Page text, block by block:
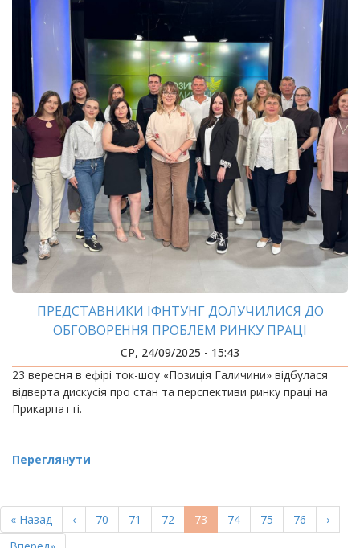
ПРЕДСТАВНИКИ ІФНТУНГ ДОЛУЧИЛИСЯ ДО
ОБГОВОРЕННЯ ПРОБЛЕМ РИНКУ ПРАЦІ
СР, 24/09/2025 - 15:43
23 вересня в ефірі ток-шоу «Позиція Галичини» відбулася
відверта дискусія про стан та перспективи ринку праці на
Прикарпатті.
Переглянути
НА
СТОРІНКИ
Перша
сторінка
« Назад
Попередня
сторінка
‹ Page
70 Page
71 Page
72
Поточна
сторінка
73 Page
74 Page
75 Page
76
›